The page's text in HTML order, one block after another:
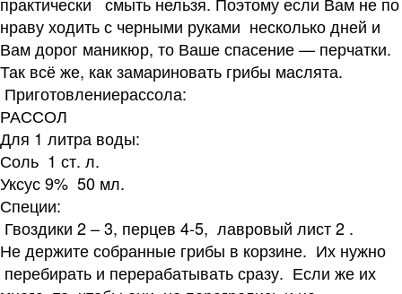
нраву ходить с черными руками несколько дней и
Вам дорог маникюр, то Ваше спасение — перчатки.
Так всё же, как замариновать грибы маслята.
Приготовлениерассола:
РАССОЛ
Для 1 литра воды:
Соль 1 ст. л.
Уксус 9% 50 мл.
Специи:
Гвоздики 2 – 3, перцев 4-5, лавровый лист 2 .
Не держите собранные грибы в корзине. Их нужно
перебирать и перерабатывать сразу. Если же их